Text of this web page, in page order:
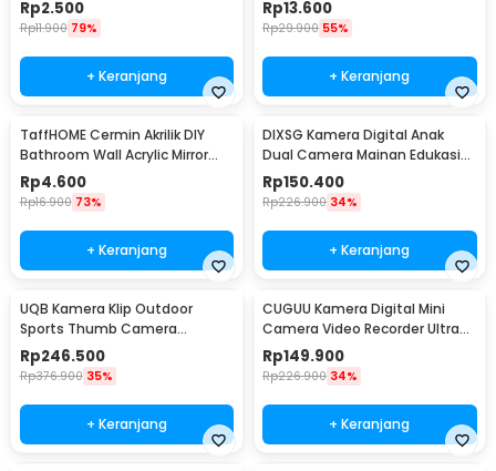
Rp2.500
Rp11.900 79%
+ Keranjang
Rp13.600
Rp29.900 55%
+ Keranjang
TaffHOME Cermin Akrilik DIY
Bathroom Wall Acrylic Mirror
Waterproof 13x20cm - L02
Rp4.600
Rp16.900 73%
+ Keranjang
DIXSG Kamera Digital Anak
Dual Camera Mainan Edukasi
4K 48MP 400 mAh - C1
Rp150.400
Rp226.900 34%
+ Keranjang
UQB Kamera Klip Outdoor
Sports Thumb Camera
Magnetic Detachable - A100
Rp246.500
Rp376.900 35%
+ Keranjang
CUGUU Kamera Digital Mini
Camera Video Recorder Ultra
Compact HD 1080P - Y4000
Rp149.900
Rp226.900 34%
+ Keranjang